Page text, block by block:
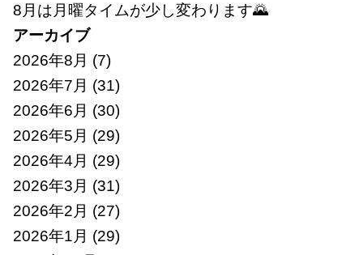
8月は月曜タイムが少し変わります🌄
アーカイブ
2026年8月 (7)
2026年7月 (31)
2026年6月 (30)
2026年5月 (29)
2026年4月 (29)
2026年3月 (31)
2026年2月 (27)
2026年1月 (29)